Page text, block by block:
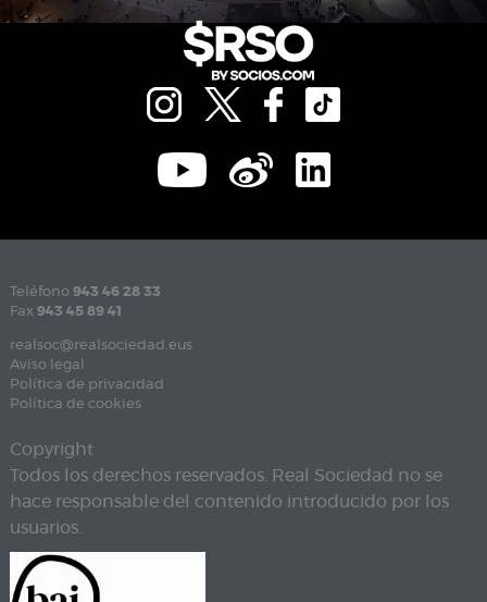
Teléfono 943 46 28 33
Fax 943 45 89 41
realsoc@realsociedad.eus
Aviso legal
Política de privacidad
Política de cookies
Copyright
Todos los derechos reservados. Real Sociedad no se
hace responsable del contenido introducido por los
usuarios.